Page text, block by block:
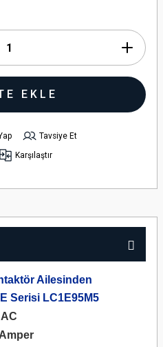
EKLE
Tavsiye Et
Karşılaştır
Ailesinden
Serisi LC1E95M5
AC